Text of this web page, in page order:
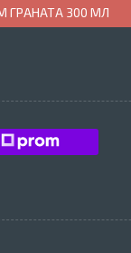
ГРАНАТА 300 МЛ